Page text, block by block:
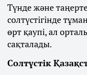
Түнде және
солтүстігінде
өрт қаупі, ал
сақталады.
Солтүстік